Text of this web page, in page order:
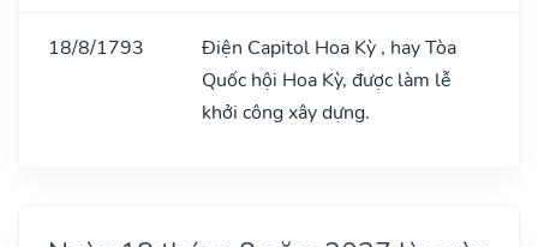
18/8/1793
Điện Capitol Hoa Kỳ , hay Tòa
Quốc hội Hoa Kỳ, được làm lễ
khởi công xây dựng.